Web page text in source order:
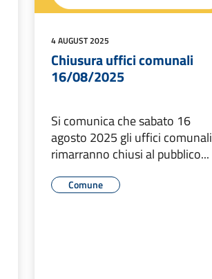
4 AUGUST 2025
Chiusura uffici comunali
16/08/2025
Si comunica che sabato 16
agosto 2025 gli uffici comunali
rimarranno chiusi al pubblico...
Comune